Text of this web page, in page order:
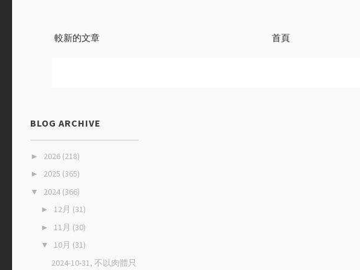
較新的文章 首頁
BLOG ARCHIVE
► 2026 (218)
► 2025 (365)
▼ 2024 (366)
► 12月 (31)
► 11月 (30)
▼ 10月 (31)
2024-10-31, 不以肉體只